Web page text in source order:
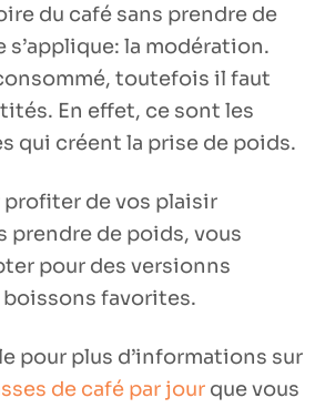
du café sans prendre de
s’applique: la modération.
toutefois il faut
En effet, ce sont les
qui créent la prise de poids.
de vos plaisir
prendre de poids, vous
pour des versionns
boissons favorites.
pour plus d’informations sur
de café par jour que vous